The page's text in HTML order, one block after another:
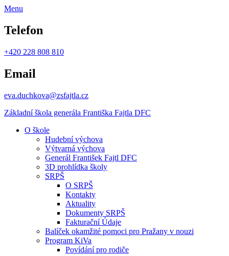
Menu
Telefon
+420 228 808 810
Email
eva.duchkova@zsfajtla.cz
Základní škola generála Františka Fajtla DFC
O škole
Hudební výchova
Výtvarná výchova
Generál František Fajtl DFC
3D prohlídka školy
SRPŠ
O SRPŠ
Kontakty
Aktuality
Dokumenty SRPŠ
Fakturační Údaje
Balíček okamžité pomoci pro Pražany v nouzi
Program KiVa
Povídání pro rodiče